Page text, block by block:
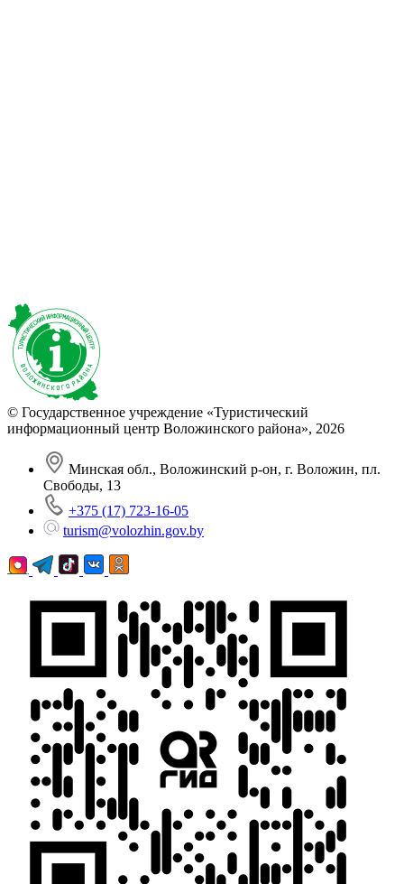
© Государственное учреждение «Туристический
информационный центр Воложинского района», 2026
Минская обл., Воложинский р-он, г. Воложин, пл.
Свободы, 13
+375 (17) 723-16-05
turism@volozhin.gov.by